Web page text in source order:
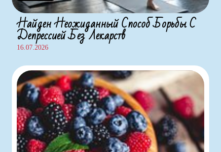
Найден Неожиданный Способ Борьбы С
Депрессией Без Лекарств
16.07.2026